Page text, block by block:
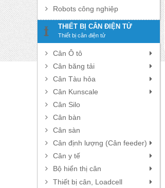
Robots công nghiệp
THIẾT BỊ CÂN ĐIỆN TỬ
Thiết bị cân điện tử
Cân Ô tô
Cân băng tải
Cân Tàu hỏa
Cân Kunscale
Cân Silo
Cân bàn
Cân sàn
Cân định lượng (Cân feeder)
Cân y tế
Bộ hiển thị cân
Thiết bị cân, Loadcell